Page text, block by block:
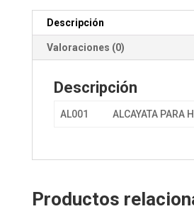
Descripción
Valoraciones (0)
Descripción
AL001 ALCAYATA PARA
Productos